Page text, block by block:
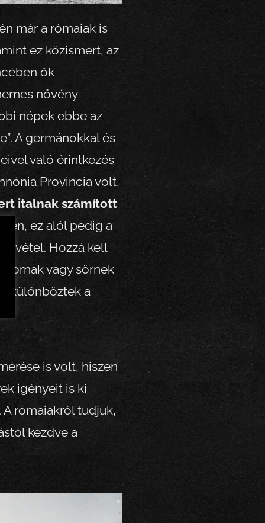
már a rómaiak is
ez közismert, az
ők
növény
népek ebbe az
A germánokkal és
való érintkezés
Provincia volt,
italnak számított
ez alól pedig a
kivétel. Hozzá kell
vagy sörnek
különböztek a
is volt, hiszen
igényeit is ki
rómaiakról tudjuk,
kezdve a